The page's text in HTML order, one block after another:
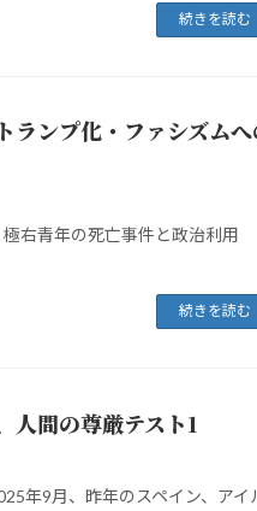
続きを読む
ランプ化・ファシズムへ
右青年の死亡事件と政治利用
続きを読む
人間の尊厳テスト1
年9月、昨年のスペイン、アイ